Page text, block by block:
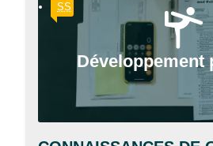
Développement
SS